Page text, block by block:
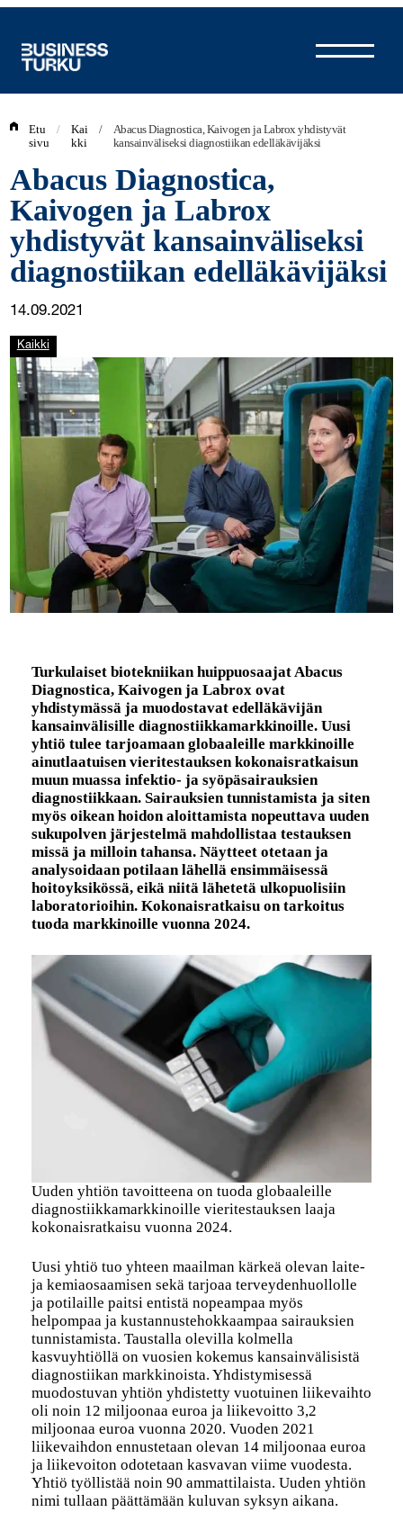
Etu
sivu
/
Kai
kki
/
Abacus Diagnostica, Kaivogen ja Labrox yhdistyvät
kansainväliseksi diagnostiikan edelläkävijäksi
Abacus Diagnostica,
Kaivogen ja Labrox
yhdistyvät kansainväliseksi
diagnostiikan edelläkävijäksi
14.09.2021
Kaikki
Turkulaiset biotekniikan huippuosaajat Abacus
Diagnostica, Kaivogen ja Labrox ovat
yhdistymässä ja muodostavat edelläkävijän
kansainvälisille diagnostiikkamarkkinoille. Uusi
yhtiö tulee tarjoamaan globaaleille markkinoille
ainutlaatuisen vieritestauksen kokonaisratkaisun
muun muassa infektio- ja syöpäsairauksien
diagnostiikkaan. Sairauksien tunnistamista ja siten
myös oikean hoidon aloittamista nopeuttava uuden
sukupolven järjestelmä mahdollistaa testauksen
missä ja milloin tahansa. Näytteet otetaan ja
analysoidaan potilaan lähellä ensimmäisessä
hoitoyksikössä, eikä niitä lähetetä ulkopuolisiin
laboratorioihin. Kokonaisratkaisu on tarkoitus
tuoda markkinoille vuonna 2024.
Uuden yhtiön tavoitteena on tuoda globaaleille
diagnostiikkamarkkinoille vieritestauksen laaja
kokonaisratkaisu vuonna 2024.
Uusi yhtiö tuo yhteen maailman kärkeä olevan laite-
ja kemiaosaamisen sekä tarjoaa terveydenhuollolle
ja potilaille paitsi entistä nopeampaa myös
helpompaa ja kustannustehokkaampaa sairauksien
tunnistamista. Taustalla olevilla kolmella
kasvuyhtiöllä on vuosien kokemus kansainvälisistä
diagnostiikan markkinoista. Yhdistymisessä
muodostuvan yhtiön yhdistetty vuotuinen liikevaihto
oli noin 12 miljoonaa euroa ja liikevoitto 3,2
miljoonaa euroa vuonna 2020. Vuoden 2021
liikevaihdon ennustetaan olevan 14 miljoonaa euroa
ja liikevoiton odotetaan kasvavan viime vuodesta.
Yhtiö työllistää noin 90 ammattilaista. Uuden yhtiön
nimi tullaan päättämään kuluvan syksyn aikana.